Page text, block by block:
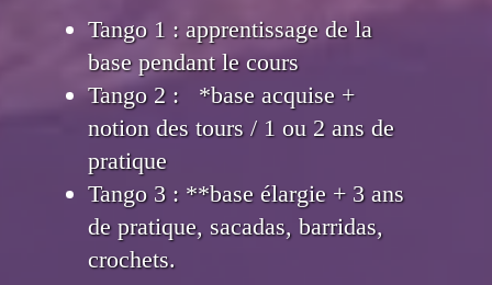
Tango 1 : apprentissage de la
base pendant le cours
Tango 2 : *base acquise +
notion des tours / 1 ou 2 ans de
pratique
Tango 3 : **base élargie + 3 ans
de pratique, sacadas, barridas,
crochets.